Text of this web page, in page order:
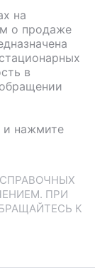
на
о продаже
в
и нажмите
ПРИ
К